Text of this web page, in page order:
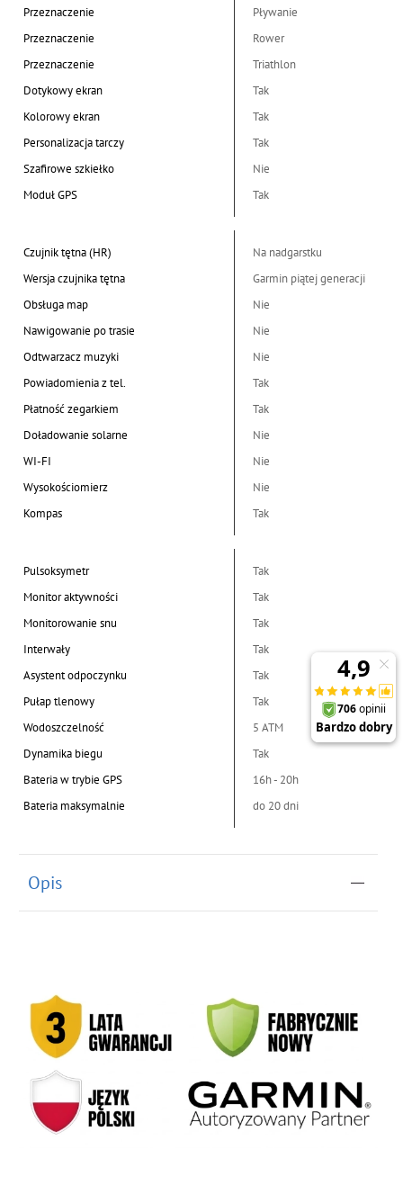
Przeznaczenie
Pływanie
Przeznaczenie
Rower
Przeznaczenie
Triathlon
Dotykowy ekran
Tak
Kolorowy ekran
Tak
Personalizacja tarczy
Tak
Szafirowe szkiełko
Nie
Moduł GPS
Tak
Czujnik tętna (HR)
Na nadgarstku
Wersja czujnika tętna
Garmin piątej generacji
Obsługa map
Nie
Nawigowanie po trasie
Nie
Odtwarzacz muzyki
Nie
Powiadomienia z tel.
Tak
Płatność zegarkiem
Tak
Doładowanie solarne
Nie
WI-FI
Nie
Wysokościomierz
Nie
Kompas
Tak
Pulsoksymetr
Tak
Monitor aktywności
Tak
Monitorowanie snu
Tak
Interwały
Tak
Asystent odpoczynku
Tak
Pułap tlenowy
Tak
Wodoszczelność
5 ATM
Dynamika biegu
Tak
Bateria w trybie GPS
16h - 20h
Bateria maksymalnie
do 20 dni
Opis